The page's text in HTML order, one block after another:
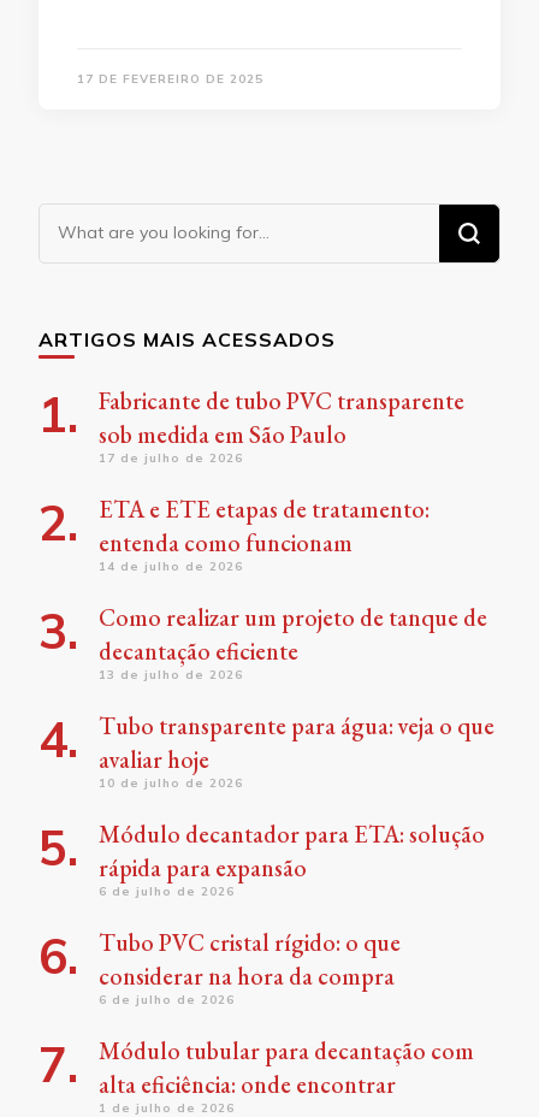
17 DE FEVEREIRO DE 2025
Looking
for
ARTIGOS MAIS ACESSADOS
Fabricante de tubo PVC transparente
sob medida em São Paulo
17 de julho de 2026
ETA e ETE etapas de tratamento:
entenda como funcionam
14 de julho de 2026
Como realizar um projeto de tanque de
decantação eficiente
13 de julho de 2026
Tubo transparente para água: veja o que
avaliar hoje
10 de julho de 2026
Módulo decantador para ETA: solução
rápida para expansão
6 de julho de 2026
Tubo PVC cristal rígido: o que
considerar na hora da compra
6 de julho de 2026
Módulo tubular para decantação com
alta eficiência: onde encontrar
1 de julho de 2026